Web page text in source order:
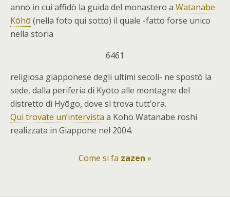
anno in cui affidò la guida del monastero a Watanabe
Kōhō (nella foto qui sotto) il quale -fatto forse unico
nella storia
6461
religiosa giapponese degli ultimi secoli- ne spostò la
sede, dalla periferia di Kyōto alle montagne del
distretto di Hyōgo, dove si trova tutt’ora.
Qui trovate un’intervista a Koho Watanabe roshi
realizzata in Giappone nel 2004.
Come si fa zazen »